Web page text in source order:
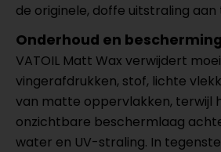
de originele, doffe uitstraling
Onderhoud en
VATOIL Matt Wax verwijdert
vingerafdrukken, stof, lichte
van matte oppervlakken, terwijl
onzichtbare beschermlaag
water en UV-straling. In